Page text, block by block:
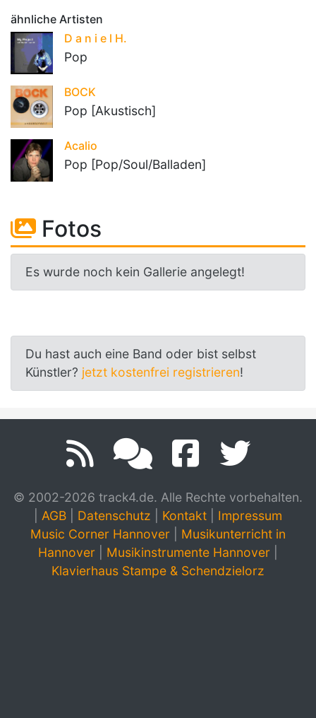
ähnliche Artisten
D a n i e l H.
Pop
BOCK
Pop [Akustisch]
Acalio
Pop [Pop/Soul/Balladen]
Fotos
Es wurde noch kein Gallerie angelegt!
Du hast auch eine Band oder bist selbst
Künstler? jetzt kostenfrei registrieren!
© 2002-2026 track4.de. Alle Rechte vorbehalten.
AGB Datenschutz Kontakt
Impressum
Music Corner Hannover
Musikunterricht in
Hannover
Musikinstrumente Hannover
Klavierhaus Stampe & Schendzielorz